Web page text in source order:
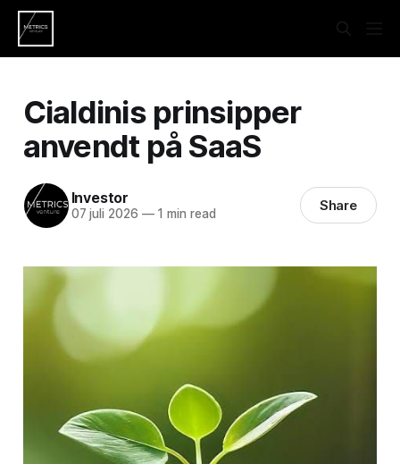
Cialdinis prinsipper
anvendt på SaaS
Investor
07 juli 2026 —1 min read Share